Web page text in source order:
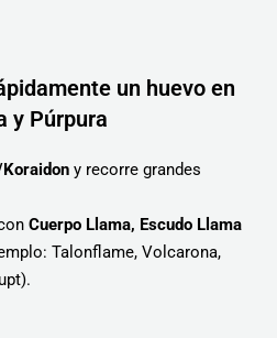
un huevo en
y Púrpura
y recorre grandes
Cuerpo Llama, Escudo Llama
Talonflame, Volcarona,